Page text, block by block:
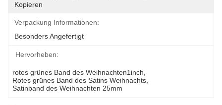
Kopieren
Verpackung Informationen:
Besonders Angefertigt
Hervorheben:
rotes grünes Band des Weihnachten1inch
Rotes grünes Band des Satins Weihnachts
Satinband des Weihnachten 25mm